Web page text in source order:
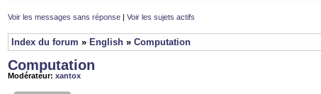
Voir les messages sans réponse | Voir les sujets actifs
Index du forum » English » Computation
Computation
Modérateur: xantox